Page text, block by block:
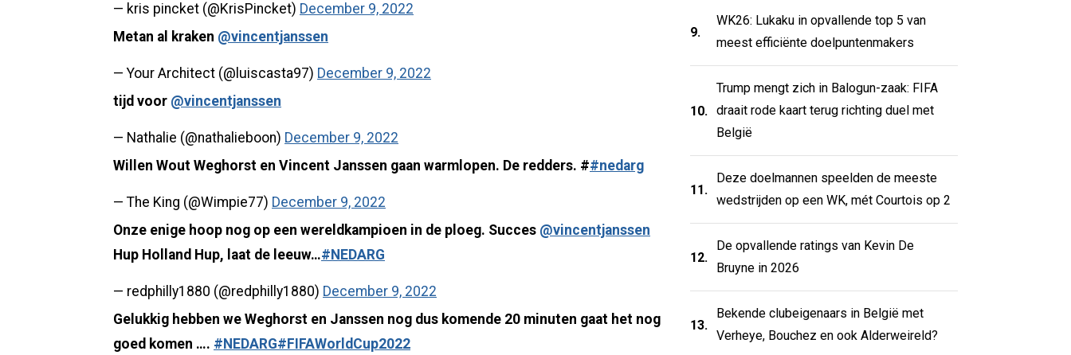
— kris pincket (@KrisPincket) December 9, 2022
Metan al kraken @vincentjanssen
— Your Architect (@luiscasta97) December 9, 2022
tijd voor @vincentjanssen
— Nathalie (@nathalieboon) December 9, 2022
Willen Wout Weghorst en Vincent Janssen gaan warmlopen. De redders. ##nedarg
— The King (@Wimpie77) December 9, 2022
Onze enige hoop nog op een wereldkampioen in de ploeg. Succes @vincentjanssen
Hup Holland Hup, laat de leeuw…#NEDARG
— redphilly1880 (@redphilly1880) December 9, 2022
Gelukkig hebben we Weghorst en Janssen nog dus komende 20 minuten gaat het nog
goed komen …. #NEDARG#FIFAWorldCup2022
9.
WK26: Lukaku in opvallende top 5 van
meest efficiënte doelpuntenmakers
10.
Trump mengt zich in Balogun-zaak: FIFA
draait rode kaart terug richting duel met
België
11.
Deze doelmannen speelden de meeste
wedstrijden op een WK, mét Courtois op 2
12.
De opvallende ratings van Kevin De
Bruyne in 2026
13.
Bekende clubeigenaars in België met
Verheye, Bouchez en ook Alderweireld?